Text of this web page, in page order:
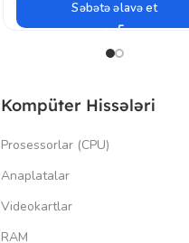
Səbətə əlavə et
Kompüter Hissələri
Prosessorlar (CPU)
Anaplatalar
Videokartlar
RAM